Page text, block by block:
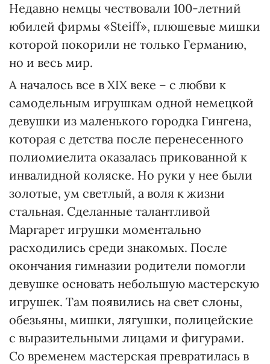
Недавно немцы чествовали 100-летний
юбилей фирмы «Steiff», плюшевые мишки
которой покорили не только Германию,
но и весь мир.
А началось все в XIX веке – с любви к
самодельным игрушкам одной немецкой
девушки из маленького городка Гингена,
которая с детства после перенесенного
полиомиелита оказалась прикованной к
инвалидной коляске. Но руки у нее были
золотые, ум светлый, а воля к жизни
стальная. Сделанные талантливой
Маргарет игрушки моментально
расходились среди знакомых. После
окончания гимназии родители помогли
девушке основать небольшую мастерскую
игрушек. Там появились на свет слоны,
обезьяны, мишки, лягушки, полицейские
с выразительными лицами и фигурами.
Со временем мастерская превратилась в